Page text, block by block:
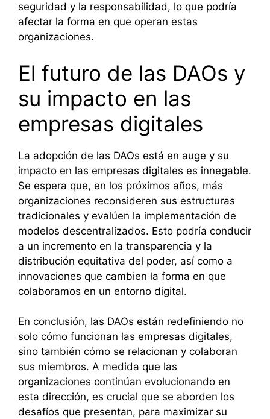
seguridad y la responsabilidad, lo que podría
afectar la forma en que operan estas
organizaciones.
El futuro de las DAOs y
su impacto en las
empresas digitales
La adopción de las DAOs está en auge y su
impacto en las empresas digitales es innegable.
Se espera que, en los próximos años, más
organizaciones reconsideren sus estructuras
tradicionales y evalúen la implementación de
modelos descentralizados. Esto podría conducir
a un incremento en la transparencia y la
distribución equitativa del poder, así como a
innovaciones que cambien la forma en que
colaboramos en un entorno digital.
En conclusión, las DAOs están redefiniendo no
solo cómo funcionan las empresas digitales,
sino también cómo se relacionan y colaboran
sus miembros. A medida que las
organizaciones continúan evolucionando en
esta dirección, es crucial que se aborden los
desafíos que presentan, para maximizar su